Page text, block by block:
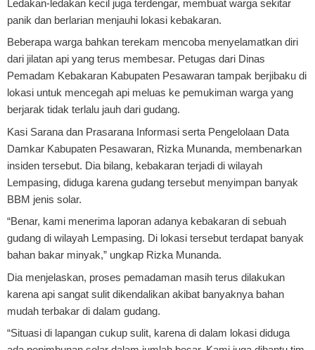
Ledakan-ledakan kecil juga terdengar, membuat warga sekitar
panik dan berlarian menjauhi lokasi kebakaran.
Beberapa warga bahkan terekam mencoba menyelamatkan diri
dari jilatan api yang terus membesar. Petugas dari Dinas
Pemadam Kebakaran Kabupaten Pesawaran tampak berjibaku di
lokasi untuk mencegah api meluas ke pemukiman warga yang
berjarak tidak terlalu jauh dari gudang.
Kasi Sarana dan Prasarana Informasi serta Pengelolaan Data
Damkar Kabupaten Pesawaran, Rizka Munanda, membenarkan
insiden tersebut. Dia bilang, kebakaran terjadi di wilayah
Lempasing, diduga karena gudang tersebut menyimpan banyak
BBM jenis solar.
“Benar, kami menerima laporan adanya kebakaran di sebuah
gudang di wilayah Lempasing. Di lokasi tersebut terdapat banyak
bahan bakar minyak,” ungkap Rizka Munanda.
Dia menjelaskan, proses pemadaman masih terus dilakukan
karena api sangat sulit dikendalikan akibat banyaknya bahan
mudah terbakar di dalam gudang.
“Situasi di lapangan cukup sulit, karena di dalam lokasi diduga